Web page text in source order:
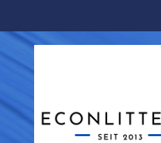
Inhalt
springen